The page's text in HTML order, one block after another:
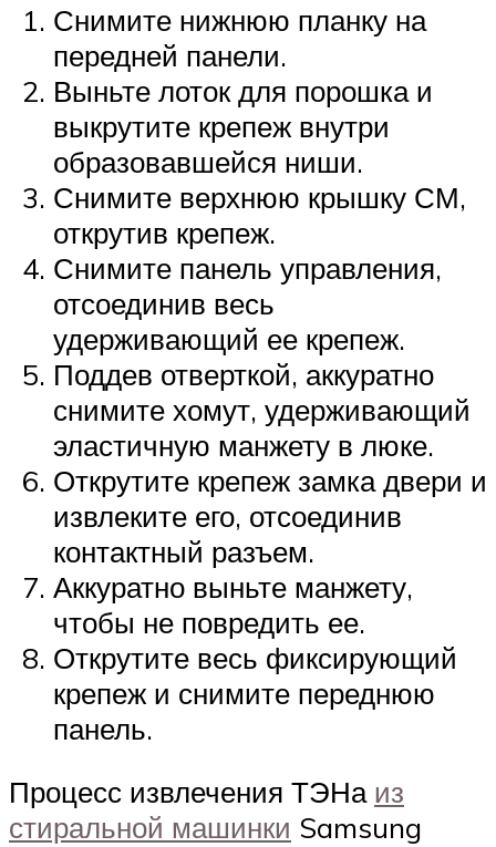
Снимите нижнюю планку на
передней панели.
Выньте лоток для порошка и
выкрутите крепеж внутри
образовавшейся ниши.
Снимите верхнюю крышку СМ,
открутив крепеж.
Снимите панель управления,
отсоединив весь
удерживающий ее крепеж.
Поддев отверткой, аккуратно
снимите хомут, удерживающий
эластичную манжету в люке.
Открутите крепеж замка двери и
извлеките его, отсоединив
контактный разъем.
Аккуратно выньте манжету,
чтобы не повредить ее.
Открутите весь фиксирующий
крепеж и снимите переднюю
панель.
Процесс извлечения ТЭНа из
стиральной машинки Samsung